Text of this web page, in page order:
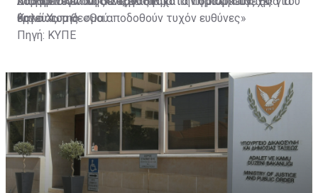
θητείας της.
έργου του θεσμού.
Καλό Χωριό: «Θα αποδοθούν τυχόν ευθύνες»
Πηγή: ΚΥΠΕ